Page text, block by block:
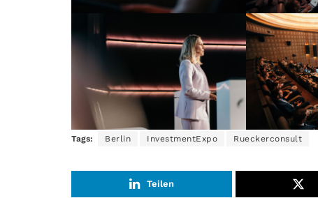
Tags: Berlin InvestmentExpo Rueckerconsult
Teilen